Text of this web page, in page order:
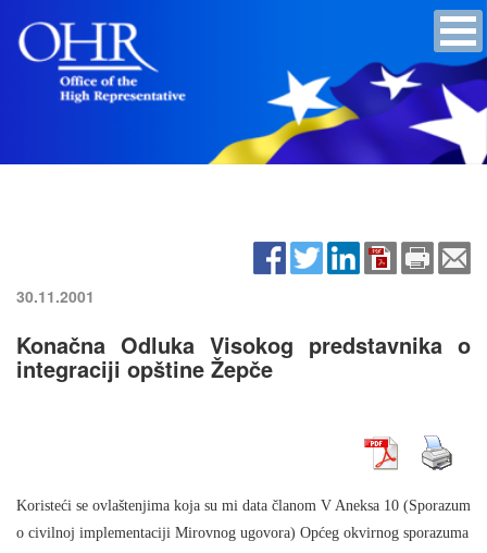
30.11.2001
Konačna Odluka Visokog predstavnika o
integraciji opštine Žepče
Koristeći se ovlaštenjima koja su mi data članom V Aneksa 10 (Sporazum
o civilnoj implementaciji Mirovnog ugovora) Općeg okvirnog sporazuma